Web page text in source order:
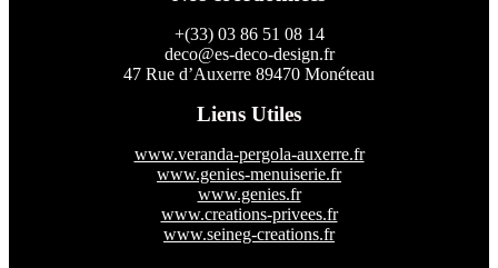
+(33) 03 86 51 08 14
deco@es-deco-design.fr
47 Rue d’Auxerre 89470 Monéteau
Liens Utiles
www.veranda-pergola-auxerre.fr
www.genies-menuiserie.fr
www.genies.fr
www.creations-privees.fr
www.seineg-creations.fr